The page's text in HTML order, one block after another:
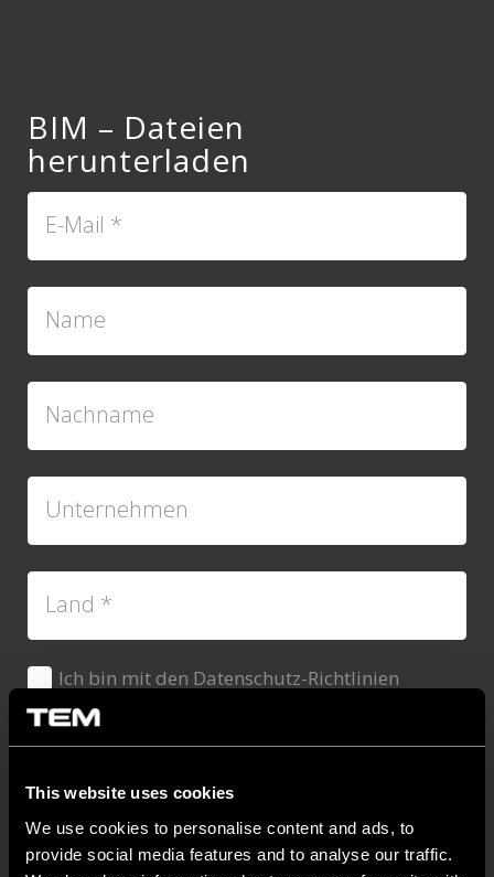
This website uses cookies
We use cookies to personalise content and ads, to
provide social media features and to analyse our traffic.
BIM – Dateien
herunterladen
E-Mail *
Name
Nachname
Unternehmen
Land *
Dovoljenje
Ich bin mit den Datenschutz-Richtlinien
einverstanden.
Weitere Informationen zu unseren